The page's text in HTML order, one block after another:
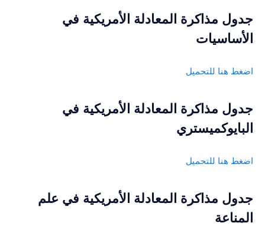
جدول مذاكرة المعادلة الأمريكية في
الأساسيات
اضغط هنا للتحميل
جدول مذاكرة المعادلة الأمريكية في
البايوكميستري
اضغط هنا للتحميل
جدول مذاكرة المعادلة الأمريكية في علم
المناعة